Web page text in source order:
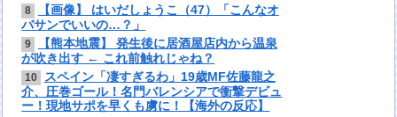
8
【画像】 はいだしょうこ（47）「こんなオ
バサンでいいの…？」
9
【熊本地震】 発生後に居酒屋店内から温泉
が吹き出す ← これ前触れじゃね？
10
スペイン「凄すぎるわ」19歳MF佐藤龍之
介、圧巻ゴール！名門バレンシアで衝撃デビュ
ー！現地サポを早くも虜に！【海外の反応】